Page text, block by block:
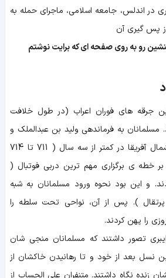
در اندلس، جامعه اسلامی، ماجرای حمله به
پس گیری آن
رو به روی صفحه ای که برایت نوشتم
اولین جرقه های فوران اعراب (در طول خلافت
مسلمانان به فرماندهی ولید بن عبدالملک و
طارق بن زیاد با گذر از شمال آفریقا در کمتر از سه سال ( 711 تا 714
خطه ی برگزاری مهم ترین دربی فوتبال (
و این بود نحوه ورود مسلمانان به شبه
پرتقال ). پس از آن، نواحی تحت سلطه را
را پهن کردند.
تصور داشتند که مسلمانان منجی شان
نسل بعد از خود و تا رهانیدن خاکشان از
زنده نگاه داشتند. متنفران علی الحساب از